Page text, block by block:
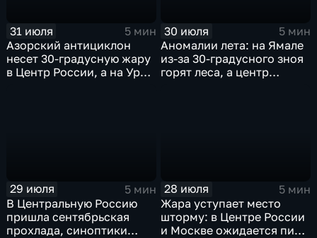
31 июля
5 мин
Азорский антициклон
несет 30-градусную жару
в Центр России, а на Урал
30 июля
5 мин
Аномалии лета: на Ямале
из-за 30-градусного зноя
горят леса, а центр
29 июля
5 мин
В Центральную Россию
пришла сентябрьская
прохлада, синоптики
28 июля
5 мин
Жара уступает место
шторму: в Центре России
и Москве ожидается пик